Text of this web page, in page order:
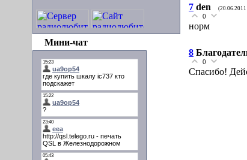
Мини-чат
7 den
0
норм
8
0
Спасибо!